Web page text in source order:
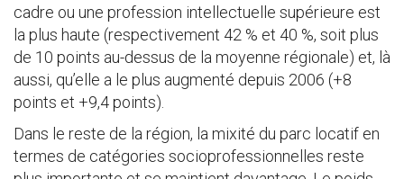
cadre ou une profession intellectuelle supérieure est
la plus haute (respectivement 42 % et 40 %, soit plus
de 10 points au-dessus de la moyenne régionale) et, là
aussi, qu’elle a le plus augmenté depuis 2006 (+8
points et +9,4 points).
Dans le reste de la région, la mixité du parc locatif en
termes de catégories socioprofessionnelles reste